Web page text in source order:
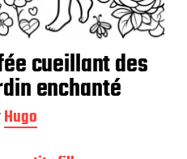
cueillant des
enchanté
Hugo